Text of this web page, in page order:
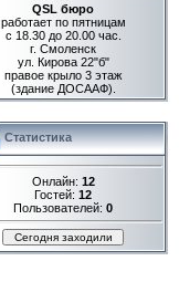
QSL бюро
работает по пятницам
с 18.30 до 20.00 час.
г. Смоленск
ул. Кирова 22"б"
правое крыло 3 этаж
(здание ДОСААФ).
Статистика
Онлайн: 12
Гостей: 12
Пользователей: 0